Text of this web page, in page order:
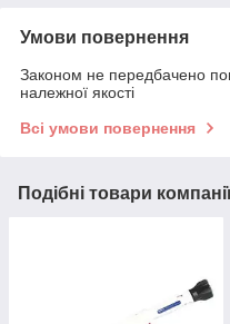
Умови повернення
Законом не передбачено
належної якості
Всі умови повернення
Подібні товари